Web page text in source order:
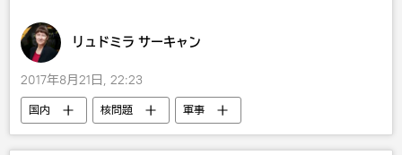
リュドミラ サーキャン
2017年8月21日, 22:23
国内 核問題
軍事
ミサイル